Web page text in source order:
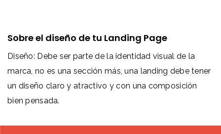
Sobre el diseño de tu Landing Page
Diseño: Debe ser parte de la identidad visual de la
marca, no es una sección más, una landing debe tener
un diseño claro y atractivo y con una composición
bien pensada.